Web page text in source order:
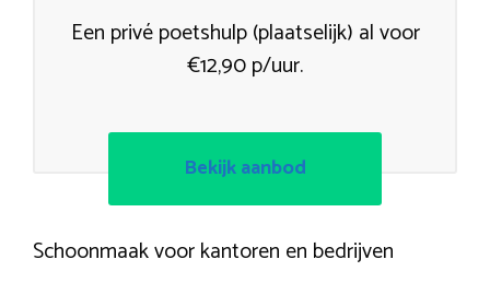
Een privé poetshulp (plaatselijk) al voor
€12,90 p/uur.
Bekijk aanbod
Schoonmaak voor kantoren en bedrijven